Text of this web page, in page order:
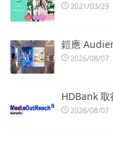
2021/03/29
鎧應
2026/08/07
HDBank
2026/08/07